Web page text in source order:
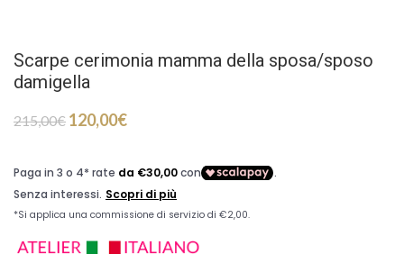
Scarpe cerimonia mamma della sposa/sposo
damigella
215,00€ 120,00€